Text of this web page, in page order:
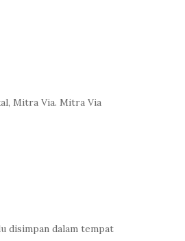
Mitra Via. Mitra Via
disimpan dalam tempat